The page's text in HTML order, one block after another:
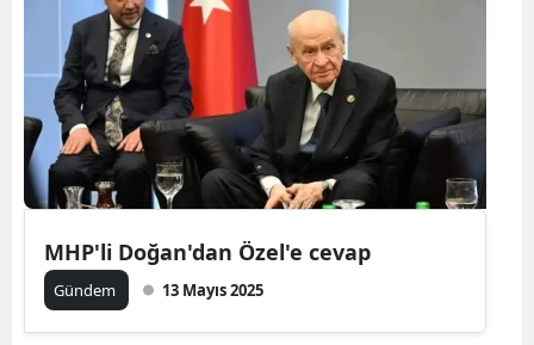
MHP'li Doğan'dan Özel'e cevap
Gündem 13 Mayıs 2025